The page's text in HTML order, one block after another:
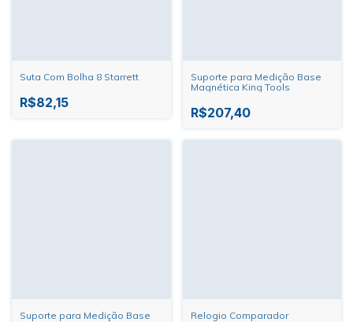
Suta Com Bolha 8 Starrett
R$82,15
Suporte para Medição Base
Magnética King Tools
R$207,40
Suporte para Medição Base
Relogio Comparador